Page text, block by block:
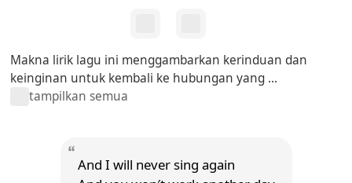
Makna lirik lagu ini menggambarkan kerinduan dan
keinginan untuk kembali ke hubungan yang ...
tampilkan semua
And I will never sing again